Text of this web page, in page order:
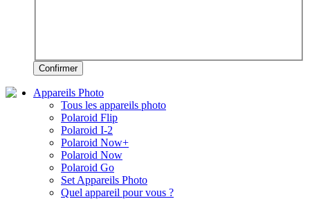
Confirmer
Appareils Photo
Tous les appareils photo
Polaroid Flip
Polaroid I-2
Polaroid Now+
Polaroid Now
Polaroid Go
Set Appareils Photo
Quel appareil pour vous ?